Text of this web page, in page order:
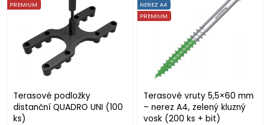
Terasové podložky
distanční QUADRO UNI (100
ks)
PREMIUM
Terasové vruty 5,5×60 mm
– nerez A4, zelený kluzný
vosk (200 ks + bit)
NEREZ A4
PREMIUM